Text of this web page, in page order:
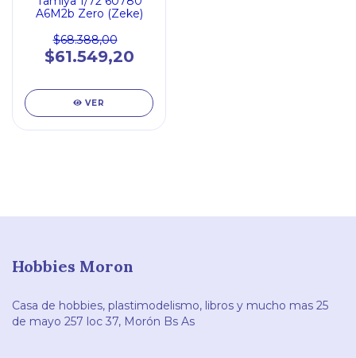
A6M2b Zero (Zeke)
$68.388,00
$61.549,20
VER
Hobbies Moron
Casa de hobbies, plastimodelismo, libros y mucho mas 25
de mayo 257 loc 37, Morón Bs As